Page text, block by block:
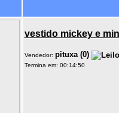
vestido mickey e
Vendedor: pituxa(0)
Termina em: 00:14:50